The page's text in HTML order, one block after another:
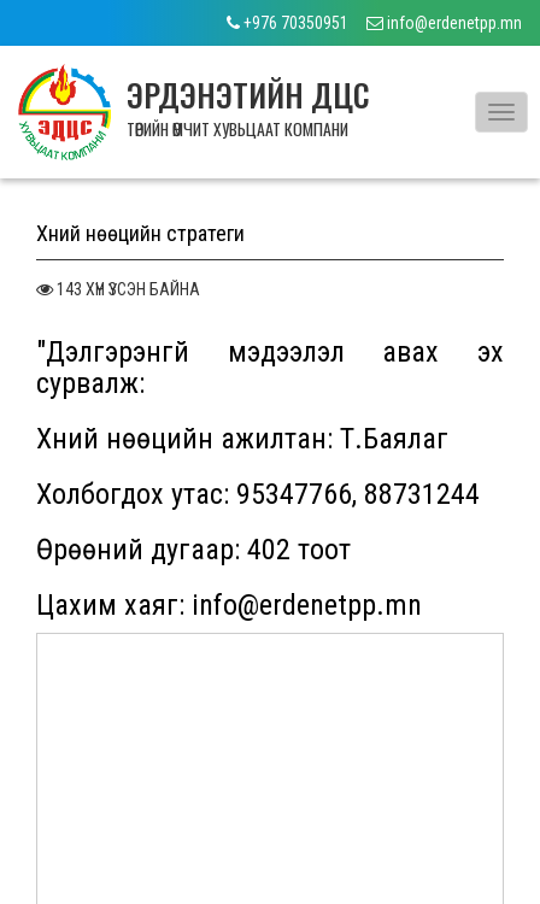
+976 70350951 info@erdenetpp.mn
ЭРДЭНЭТИЙН ДЦС
ТӨРИЙН ӨМЧИТ ХУВЬЦААТ КОМПАНИ
Хүний нөөцийн стратеги
143 ХҮН ҮЗСЭН БАЙНА
"Дэлгэрэнгүй мэдээлэл авах эх
сурвалж:
Хүний нөөцийн ажилтан: Т.Баялаг
Холбогдох утас: 95347766, 88731244
Өрөөний дугаар: 402 тоот
Цахим хаяг: info@erdenetpp.mn